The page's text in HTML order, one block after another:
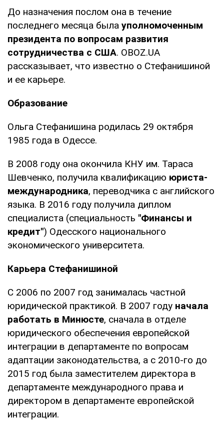
До назначения послом она в течение
последнего месяца была уполномоченным
президента по вопросам развития
сотрудничества с США. OBOZ.UA
рассказывает, что известно о Стефанишиной
и ее карьере.
Образование
Ольга Стефанишина родилась 29 октября
1985 года в Одессе.
В 2008 году она окончила КНУ им. Тараса
Шевченко, получила квалификацию юриста-
международника, переводчика с английского
языка. В 2016 году получила диплом
специалиста (специальность "Финансы и
кредит") Одесского национального
экономического университета.
Карьера Стефанишиной
С 2006 по 2007 год занималась частной
юридической практикой. В 2007 году начала
работать в Минюсте, сначала в отделе
юридического обеспечения европейской
интеграции в департаменте по вопросам
адаптации законодательства, а с 2010-го до
2015 год была заместителем директора в
департаменте международного права и
директором в департаменте европейской
интеграции.